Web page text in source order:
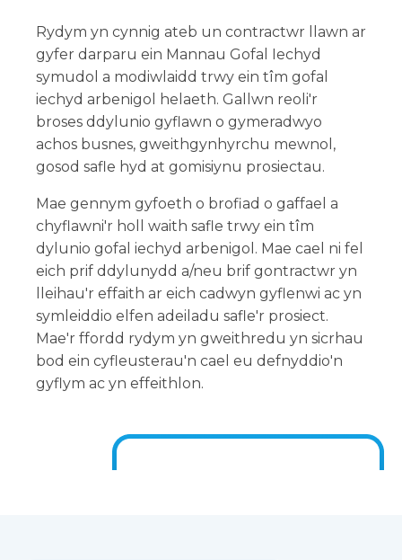
Rydym yn cynnig ateb un contractwr llawn ar
gyfer darparu ein Mannau Gofal Iechyd
symudol a modiwlaidd trwy ein tîm gofal
iechyd arbenigol helaeth. Gallwn reoli'r
broses ddylunio gyflawn o gymeradwyo
achos busnes, gweithgynhyrchu mewnol,
gosod safle hyd at gomisiynu prosiectau.
Mae gennym gyfoeth o brofiad o gaffael a
chyflawni'r holl waith safle trwy ein tîm
dylunio gofal iechyd arbenigol. Mae cael ni fel
eich prif ddylunydd a/neu brif gontractwr yn
lleihau'r effaith ar eich cadwyn gyflenwi ac yn
symleiddio elfen adeiladu safle'r prosiect.
Mae'r ffordd rydym yn gweithredu yn sicrhau
bod ein cyfleusterau'n cael eu defnyddio'n
gyflym ac yn effeithlon.